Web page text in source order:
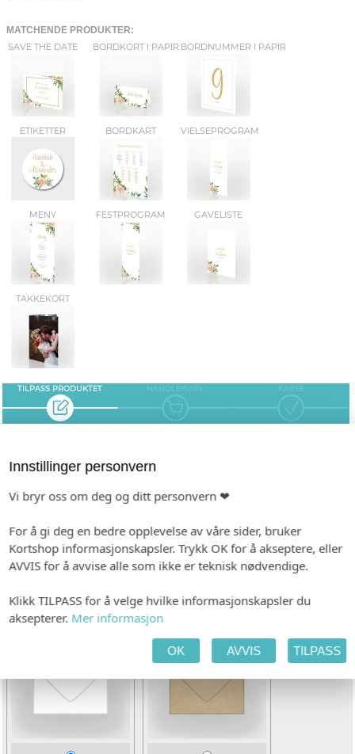
MATCHENDE PRODUKTER:
SAVE THE DATE
BORDKORT I PAPIR BORDNUMMER I PAPIR
ETIKETTER BORDKART VIELSEPROGRAM
MENY FESTPROGRAM GAVELISTE
TAKKEKORT
TILPASS PRODUKTET HANDLEKURV KASSE
INDIVIDUALISERING
PAPIR
Hvitt, ubestrøket
KONVOLUTT
Innstillinger personvern
Vi bryr oss om deg og ditt personvern ❤
For å gi deg en bedre opplevelse av våre sider, bruker
Kortshop informasjonskapsler. Trykk OK for å akseptere, eller
AVVIS for å avvise alle som ikke er teknisk nødvendige.
Klikk TILPASS for å velge hvilke informasjonskapsler du
aksepterer. Mer informasjon
OK AVVIS TILPASS